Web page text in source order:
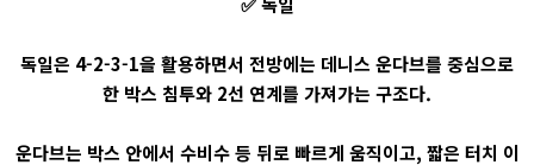
독일은 4-2-3-1을 활용하면서 전방에는 데니스 운다브를 중심으로
한 박스 침투와 2선 연계를 가져가는 구조다.
운다브는 박스 안에서 수비수 등 뒤로 빠르게 움직이고, 짧은 터치 이